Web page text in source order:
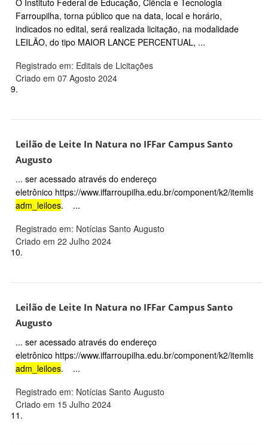
O Instituto Federal de Educação, Ciência e Tecnologia
Farroupilha, torna público que na data, local e horário,
indicados no edital, será realizada licitação, na modalidade
LEILÃO, do tipo MAIOR LANCE PERCENTUAL, ...
Registrado em: Editais de Licitações
Criado em 07 Agosto 2024
9.
Leilão de Leite In Natura no IFFar Campus Santo
Augusto
... ser acessado através do endereço
eletrônico https://www.iffarroupilha.edu.br/component/k2/itemlist/
adm_leiloes. ...
Registrado em: Notícias Santo Augusto
Criado em 22 Julho 2024
10.
Leilão de Leite In Natura no IFFar Campus Santo
Augusto
... ser acessado através do endereço
eletrônico https://www.iffarroupilha.edu.br/component/k2/itemlist/
adm_leiloes. ...
Registrado em: Notícias Santo Augusto
Criado em 15 Julho 2024
11.